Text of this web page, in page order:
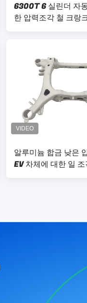
6300T 6 실린더 자
한 압력조각 철 크랑
알루미늄 합금 낮은
EV 차체에 대한 일